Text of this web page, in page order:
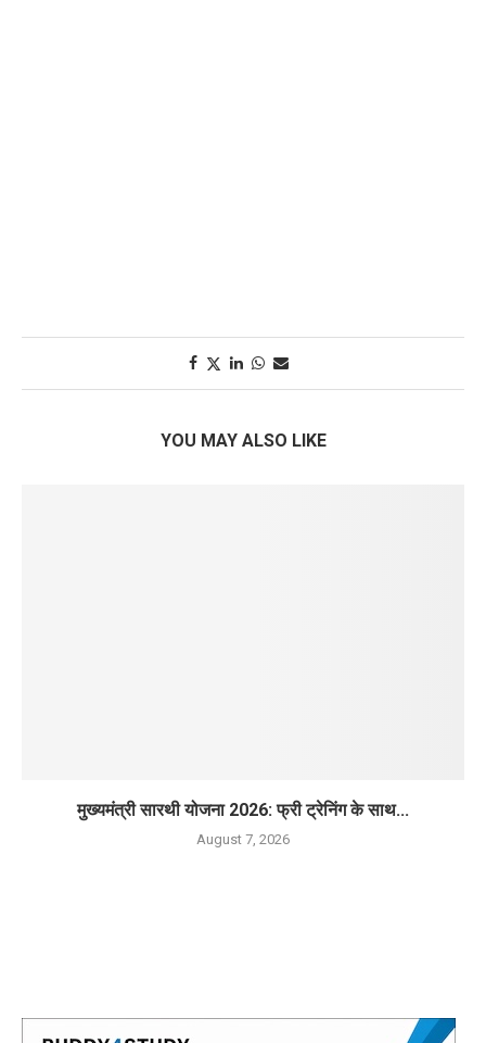
YOU MAY ALSO LIKE
मुख्यमंत्री सारथी योजना 2026: फ्री ट्रेनिंग के साथ...
August 7, 2026